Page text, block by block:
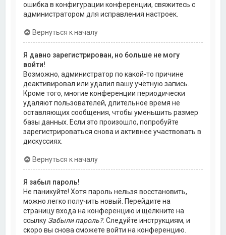
ошибка в конфигурации конференции, свяжитесь с
администратором для исправления настроек.
Вернуться к началу
Я давно зарегистрирован, но больше не могу
войти!
Возможно, администратор по какой-то причине
деактивировал или удалил вашу учётную запись.
Кроме того, многие конференции периодически
удаляют пользователей, длительное время не
оставляющих сообщения, чтобы уменьшить размер
базы данных. Если это произошло, попробуйте
зарегистрироваться снова и активнее участвовать в
дискуссиях.
Вернуться к началу
Я забыл пароль!
Не паникуйте! Хотя пароль нельзя восстановить,
можно легко получить новый. Перейдите на
страницу входа на конференцию и щёлкните на
ссылку Забыли пароль?. Следуйте инструкциям, и
скоро вы снова сможете войти на конференцию.